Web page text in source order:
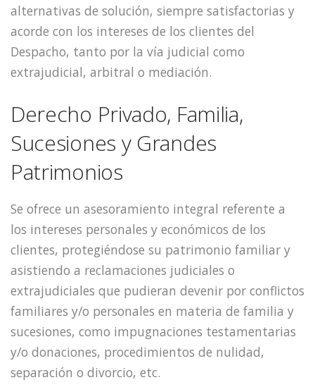
alternativas de solución, siempre satisfactorias y
acorde con los intereses de los clientes del
Despacho, tanto por la vía judicial como
extrajudicial, arbitral o mediación.
Derecho Privado, Familia,
Sucesiones y Grandes
Patrimonios
Se ofrece un asesoramiento integral referente a
los intereses personales y económicos de los
clientes, protegiéndose su patrimonio familiar y
asistiendo a reclamaciones judiciales o
extrajudiciales que pudieran devenir por conflictos
familiares y/o personales en materia de familia y
sucesiones, como impugnaciones testamentarias
y/o donaciones, procedimientos de nulidad,
separación o divorcio, etc.